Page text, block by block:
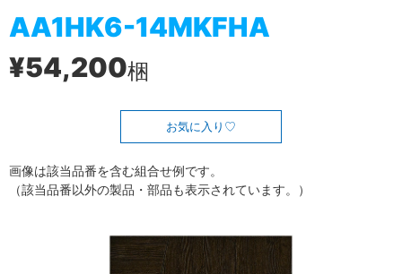
AA1HK6-14MKFHA
¥54,200梱
お気に入り
画像は該当品番を含む組合せ例です。
（該当品番以外の製品・部品も表示されています。）